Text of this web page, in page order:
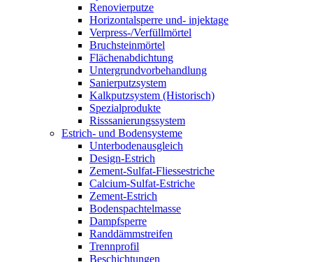
Renovierputze
Horizontalsperre und- injektage
Verpress-/Verfüllmörtel
Bruchsteinmörtel
Flächenabdichtung
Untergrundvorbehandlung
Sanierputzsystem
Kalkputzsystem (Historisch)
Spezialprodukte
Risssanierungssystem
Estrich- und Bodensysteme
Unterbodenausgleich
Design-Estrich
Zement-Sulfat-Fliessestriche
Calcium-Sulfat-Estriche
Zement-Estrich
Bodenspachtelmasse
Dampfsperre
Randdämmstreifen
Trennprofil
Beschichtungen